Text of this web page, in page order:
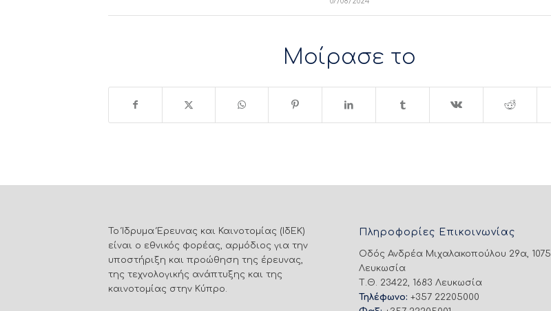
Μοίρασε το
Το Ίδρυμα Έρευνας και Καινοτομίας (ΙδΕΚ)
είναι ο εθνικός φορέας, αρμόδιος για την
υποστήριξη και προώθηση της έρευνας,
της τεχνολογικής ανάπτυξης και της
καινοτομίας στην Κύπρο.
Πληροφορίες Επικοινωνίας
Οδός Ανδρέα Μιχαλακοπούλου 29α, 1075
Λευκωσία
Τ.Θ. 23422, 1683 Λευκωσία
Τηλέφωνο: +357 22205000